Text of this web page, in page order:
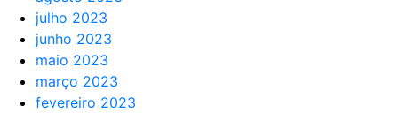
julho 2023
junho 2023
maio 2023
março 2023
fevereiro 2023